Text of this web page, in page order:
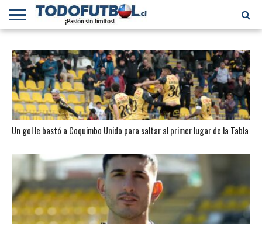
DIVISIÓN
PRIMERA
B
SELECCIÓN
CHILENA
CHILENOS
EN EL
MUNDO
FÚTBOL
INTERNACIONAL
Un gol le bastó a Coquimbo Unido para saltar al primer lugar de la Tabla